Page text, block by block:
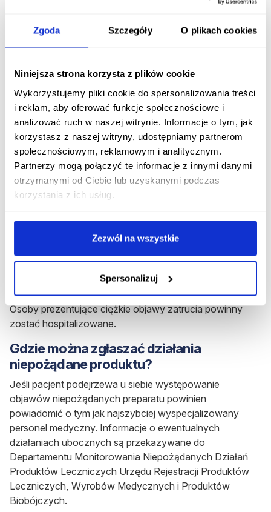
Zgoda Szczegóły O plikach cookies
Niniejsza strona korzysta z plików cookie
Wykorzystujemy pliki cookie do spersonalizowania treści
i reklam, aby oferować funkcje społecznościowe i
analizować ruch w naszej witrynie. Informacje o tym, jak
korzystasz z naszej witryny, udostępniamy partnerom
społecznościowym, reklamowym i analitycznym.
Partnerzy mogą połączyć te informacje z innymi danymi
otrzymanymi od Ciebie lub uzyskanymi podczas
korzystania z ich usług.
Zezwól na wszystkie
Spersonalizuj
działania
manifestują się poprzez pokrzywkę, obrzęk
naczynioruchowy i reakcje anafilaktyczne.
Terapia za pomocąZolmileszwiększa ryzyko
wystąpienia niebezpiecznego skurczu naczyń
wieńcowych oraz szyjnych naczyń tętniczych. W
rzadkich przypadkach może doprowadzić to do
objawów choroby niedokrwiennej sercaczy
incydentów mózgowo-naczyniowych. Jeśli pacjent
obserwuje objawy tj. m.in.: uczucie ucisku i ból w klatce
piersiowej czy nagłe zaburzenia stanu świadomości,
należy jak najszybciej odstawić lek i skonsultować się z
Przedawkowanie leku
powodowaćuspokojenie polekowe. Takiego pacjenta
należy obserwować przez co najmniej 1
zażycia substancji lub do czasu ustąpienia objawów.
Osoby prezentujące ciężkie objawy zatrucia powinny
zostać hospitalizowane.
Gdzie można zgłaszać działania
niepożądane produktu?
Jeśli pacjent podejrzewa u siebie występowanie
objawów niepożądanych preparatu powinien
powiadomić o tym jak najszybciej wyspecjalizowany
personel medyczny. Informacje o ewentualnych
działaniach ubocznych są przekazywane do
Departamentu Monitorowania Niepożądanych Działań
Produktów Leczniczych Urzędu Rejestracji Produktów
Leczniczych, Wyrobów Medycznych i Produktów
Biobójczych.